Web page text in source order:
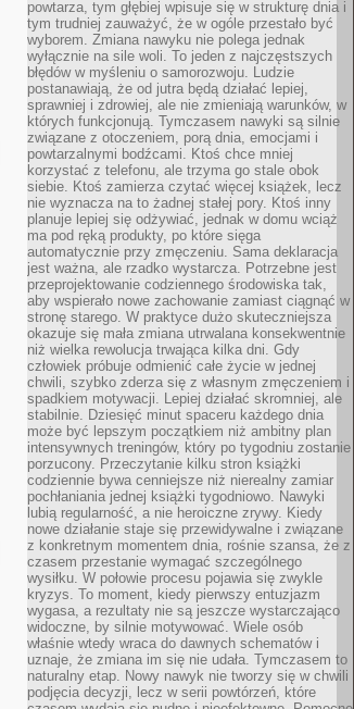
powtarza, tym głębiej wpisuje się w strukturę dnia i
tym trudniej zauważyć, że w ogóle przestało być
wyborem. Zmiana nawyku nie polega jednak
wyłącznie na sile woli. To jeden z najczęstszych
błędów w myśleniu o samorozwoju. Ludzie
postanawiają, że od jutra będą działać lepiej,
sprawniej i zdrowiej, ale nie zmieniają warunków, w
których funkcjonują. Tymczasem nawyki są silnie
związane z otoczeniem, porą dnia, emocjami i
powtarzalnymi bodźcami. Ktoś chce mniej
korzystać z telefonu, ale trzyma go stale obok
siebie. Ktoś zamierza czytać więcej książek, lecz
nie wyznacza na to żadnej stałej pory. Ktoś inny
planuje lepiej się odżywiać, jednak w domu wciąż
ma pod ręką produkty, po które sięga
automatycznie przy zmęczeniu. Sama deklaracja
jest ważna, ale rzadko wystarcza. Potrzebne jest
przeprojektowanie codziennego środowiska tak,
aby wspierało nowe zachowanie zamiast ciągnąć w
stronę starego. W praktyce dużo skuteczniejsza
okazuje się mała zmiana utrwalana konsekwentnie
niż wielka rewolucja trwająca kilka dni. Gdy
człowiek próbuje odmienić całe życie w jednej
chwili, szybko zderza się z własnym zmęczeniem i
spadkiem motywacji. Lepiej działać skromniej, ale
stabilnie. Dziesięć minut spaceru każdego dnia
może być lepszym początkiem niż ambitny plan
intensywnych treningów, który po tygodniu zostanie
porzucony. Przeczytanie kilku stron książki
codziennie bywa cenniejsze niż nierealny zamiar
pochłaniania jednej książki tygodniowo. Nawyki
lubią regularność, a nie heroiczne zrywy. Kiedy
nowe działanie staje się przewidywalne i związane
z konkretnym momentem dnia, rośnie szansa, że z
czasem przestanie wymagać szczególnego
wysiłku. W połowie procesu pojawia się zwykle
kryzys. To moment, kiedy pierwszy entuzjazm
wygasa, a rezultaty nie są jeszcze wystarczająco
widoczne, by silnie motywować. Wiele osób
właśnie wtedy wraca do dawnych schematów i
uznaje, że zmiana im się nie udała. Tymczasem to
naturalny etap. Nowy nawyk nie tworzy się w chwili
podjęcia decyzji, lecz w serii powtórzeń, które